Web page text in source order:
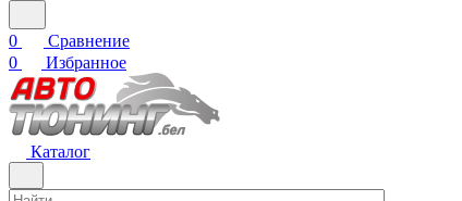
0
Сравнение
0
Избранное
Каталог